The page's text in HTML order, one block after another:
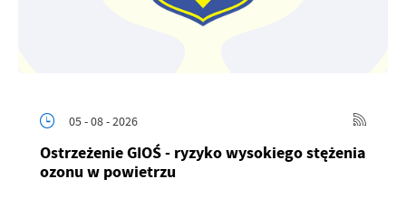
05 - 08 - 2026
Ostrzeżenie GIOŚ - ryzyko wysokiego stężenia
ozonu w powietrzu